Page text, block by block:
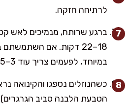
לרתיחה חזקה.
ברגע שרותח, מנמיכים לאש
18–22 דקות. אם
במיוחד, לפעמים צריך עוד 3–5 דקות.
כשהנוזלים נספגו והקינואה
הטבעת הלבנה סביב